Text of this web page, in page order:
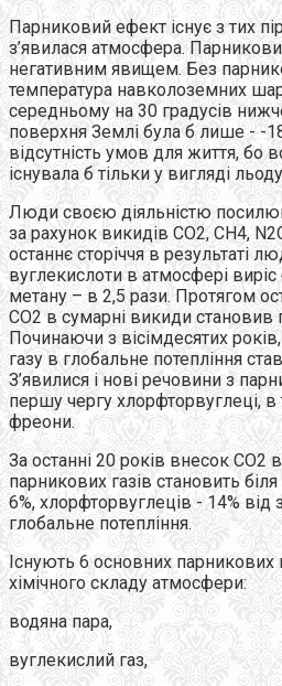
Парниковий ефект існує з тих
з’явилася атмосфера.
негативним явищем. Без
температура навколоземних
середньому на 30 градусів
поверхня Землі була б лише - -
відсутність умов для життя, бо
існувала б тільки у вигляді
Люди своєю діяльністю
за рахунок викидів СО2, СН4,
останнє сторіччя в результаті
вуглекислоти в атмосфері
метану – в 2,5 рази. Протягом
СО2 в сумарні викиди становив
Починаючи з вісімдесятих
газу в глобальне потепління
З’явилися і нові речовини з
першу чергу хлорфторвуглеці, в
фреони.
За останні 20 років внесок СО2
парникових газів становить
6%, хлорфторвуглеців - 14% від
глобальне потепління.
Існують 6 основних парникових
хімічного складу атмосфери:
водяна пара,
вуглекислий газ,